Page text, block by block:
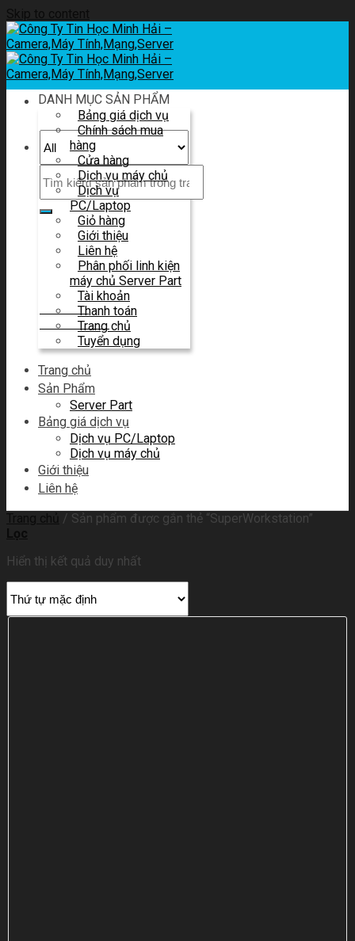
Skip to content
Liên hệ tư vấn
Và báo giá
HOTLINE
0914 580 683
DANH MỤC SẢN PHẨM
Bảng giá dịch vụ
Chính sách mua
hàng
Cửa hàng
Dịch vụ máy chủ
Dịch vụ
PC/Laptop
Giỏ hàng
Giới thiệu
Liên hệ
Phân phối linh kiện
máy chủ Server Part
Tài khoản
Thanh toán
Trang chủ
Tuyển dụng
Trang chủ
Sản Phẩm
Server Part
Bảng giá dịch vụ
Dịch vụ PC/Laptop
Dịch vụ máy chủ
Giới thiệu
Liên hệ
Trang chủ / Sản phẩm được gắn thẻ “SuperWorkstation”
Lọc
Hiển thị kết quả duy nhất